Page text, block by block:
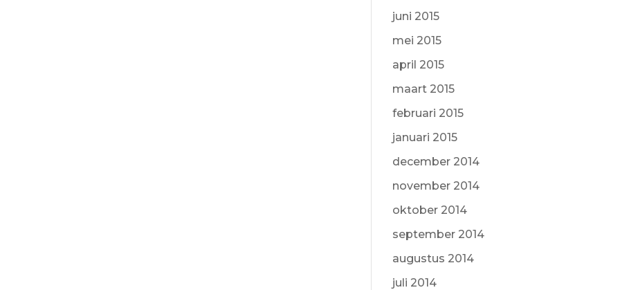
juni 2015
mei 2015
april 2015
maart 2015
februari 2015
januari 2015
december 2014
november 2014
oktober 2014
september 2014
augustus 2014
juli 2014